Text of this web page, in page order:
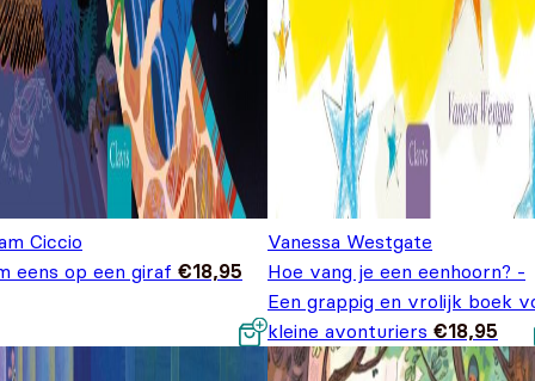
Ciccio
eens op een giraf €18,95
Vanessa Westgate
Hoe vang je een eenhoorn? -
Een grappig en vrolijk boek
kleine avonturiers €18,95